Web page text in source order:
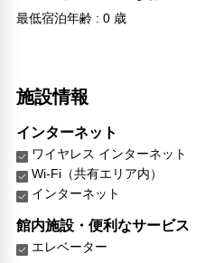
最低宿泊年齢 : 0 歳
施設情報
インターネット
ワイヤレス インターネット
Wi-Fi（共有エリア内）
インターネット
館内施設・便利なサービス
エレベーター